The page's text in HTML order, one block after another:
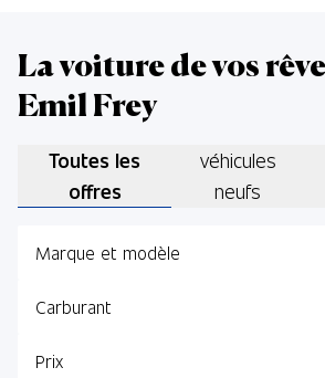
Lu,Ma,Me, Jeu,Ve:
Sa:
Service
Jeu:
Ve:
La voiture de vos
Emil Frey
Toutes les
offres
véhicules
neufs
Marque et modèle
Carburant
Prix